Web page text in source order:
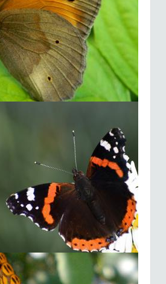
Fiche espèce
Streptopelia turtur
2026-08-05
Fiche espèce
Agrion à larges pattes
|
Platycnemis
pennipes
2026-08-05
Fiche espèce
Fiche espèce
Mésange à longue
queue |Aegithalos
caudatus
2026-08-05
Fiche espèce
Ischnura elegans
2026-08-05